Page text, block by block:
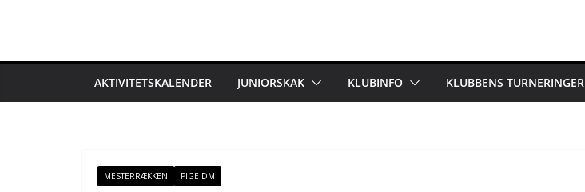
AKTIVITETSKALENDER JUNIORSKAK KLUBINFO KLUBBENS TURNERINGER
MESTERRÆKKEN PIGE DM